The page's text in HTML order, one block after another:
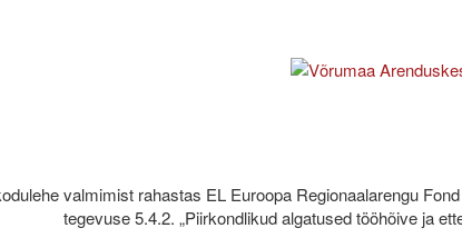
valmimist rahastas EL Euroopa Regionaalarengu
tegevuse 5.4.2. „Piirkondlikud algatused tööhõive ja